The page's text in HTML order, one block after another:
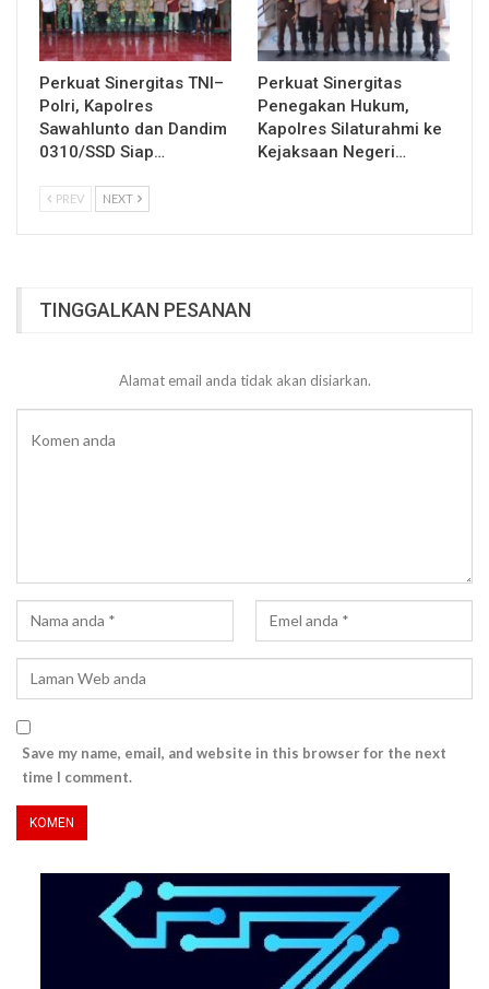
Perkuat Sinergitas TNI–
Polri, Kapolres
Sawahlunto dan Dandim
0310/SSD Siap…
Perkuat Sinergitas
Penegakan Hukum,
Kapolres Silaturahmi ke
Kejaksaan Negeri…
PREV NEXT
TINGGALKAN PESANAN
Alamat email anda tidak akan disiarkan.
Save my name, email, and website in this browser for the next
time I comment.